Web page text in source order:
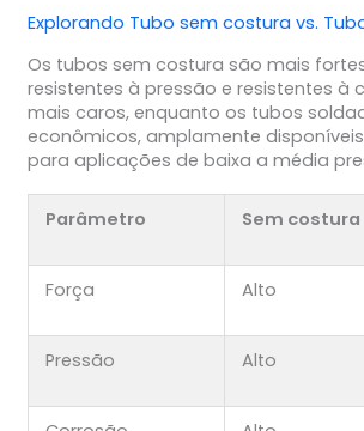
Explorando Tubo sem costura vs.
Os tubos sem costura são mais
resistentes à pressão e resistentes à
mais caros, enquanto os tubos
econômicos, amplamente
para aplicações de baixa a média
Parâmetro Sem costura
Força Alto
Pressão Alto